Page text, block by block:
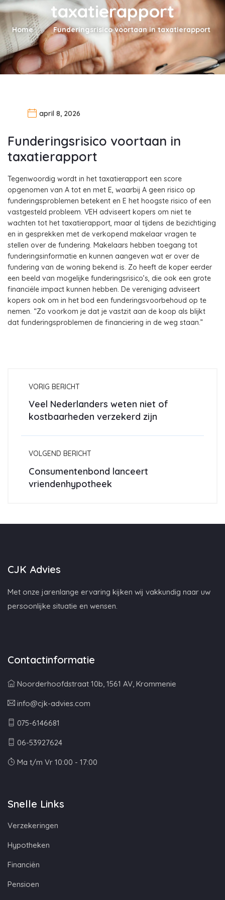
taxatierapport
Home Funderingsrisico voortaan in taxatierapport
april 8, 2026
Funderingsrisico voortaan in
taxatierapport
Tegenwoordig wordt in het taxatierapport een score
opgenomen van A tot en met E, waarbij A geen risico op
funderingsproblemen betekent en E het hoogste risico of een
vastgesteld probleem. VEH adviseert kopers om niet te
wachten tot het taxatierapport, maar al tijdens de bezichtiging
en in gesprekken met de verkopend makelaar vragen te
stellen over de fundering. Makelaars hebben toegang tot
funderingsinformatie en kunnen aangeven wat er over de
fundering van de woning bekend is. Zo heeft de koper eerder
een beeld van mogelijke funderingsrisico’s, die ook een grote
financiële impact kunnen hebben. De vereniging adviseert
kopers ook om in het bod een funderingsvoorbehoud op te
nemen. “Zo voorkom je dat je vastzit aan de koop als blijkt
dat funderingsproblemen de financiering in de weg staan.”
VORIG BERICHT
Veel Nederlanders weten niet of
kostbaarheden verzekerd zijn
VOLGEND BERICHT
Consumentenbond lanceert
vriendenhypotheek
CJK Advies
Met onze jarenlange ervaring kijken wij vakkundig naar uw
persoonlijke situatie en wensen.
Contactinformatie
Noorderhoofdstraat 10b, 1561 AV, Krommenie
info@cjk-advies.com
075-6146681
06-53927624
Ma t/m Vr 10:00 - 17:00
Snelle Links
Verzekeringen
Hypotheken
Financiën
Pensioen